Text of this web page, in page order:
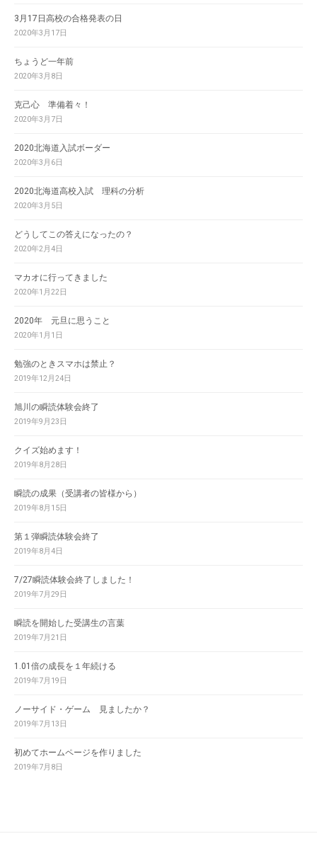
3月17日高校の合格発表の日
2020年3月17日
ちょうど一年前
2020年3月8日
克己心 準備着々！
2020年3月7日
2020北海道入試ボーダー
2020年3月6日
2020北海道高校入試 理科の分析
2020年3月5日
どうしてこの答えになったの？
2020年2月4日
マカオに行ってきました
2020年1月22日
2020年 元旦に思うこと
2020年1月1日
勉強のときスマホは禁止？
2019年12月24日
旭川の瞬読体験会終了
2019年9月23日
クイズ始めます！
2019年8月28日
瞬読の成果（受講者の皆様から）
2019年8月15日
第１弾瞬読体験会終了
2019年8月4日
7/27瞬読体験会終了しました！
2019年7月29日
瞬読を開始した受講生の言葉
2019年7月21日
1.01倍の成長を１年続ける
2019年7月19日
ノーサイド・ゲーム 見ましたか？
2019年7月13日
初めてホームページを作りました
2019年7月8日